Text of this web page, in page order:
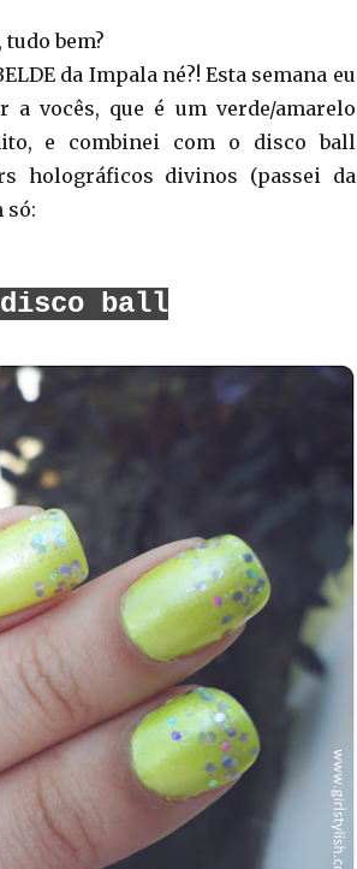
bem?
da Impala né?! Esta semana eu
vocês, que é um verde/amarelo
e combinei com o disco ball
holográficos divinos (passei da
só:
disco ball